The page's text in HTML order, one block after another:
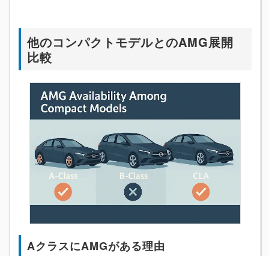
他のコンパクトモデルとのAMG展開
比較
AクラスにAMGがある理由